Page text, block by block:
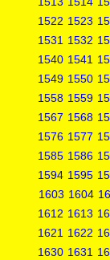
1522 1523
1531 1532
1540 1541
1549 1550
1558 1559
1567 1568
1576 1577
1585 1586
1594 1595
1603 1604
1612 1613
1621 1622
1630 1631